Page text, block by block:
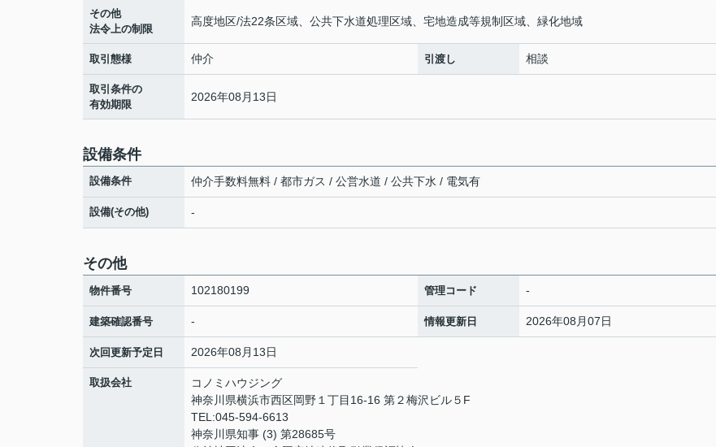
その他
法令上の制限
高度地区/法22条区域、公共下水道処理区域、宅地造成等規制区域、緑化地域
取引態様 仲介 引渡し 相談
取引条件の
有効期限
2026年08月13日
設備条件
設備条件 仲介手数料無料 / 都市ガス / 公営水道 / 公共下水 / 電気有
設備(その他) -
その他
物件番号 102180199 管理コード -
建築確認番号 - 情報更新日 2026年08月07日
次回更新予定日 2026年08月13日
取扱会社
コノミハウジング
神奈川県横浜市西区岡野１丁目16-16 第２梅沢ビル５F
TEL:045-594-6613
神奈川県知事 (3) 第28685号